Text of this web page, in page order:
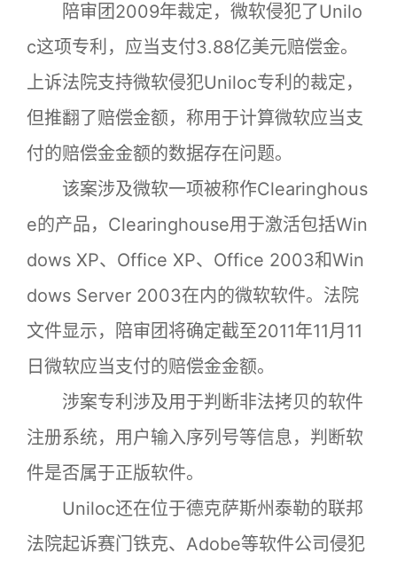
陪审团2009年裁定，微软侵犯了Unilo
c这项专利，应当支付3.88亿美元赔偿金。
上诉法院支持微软侵犯Uniloc专利的裁定，
但推翻了赔偿金额，称用于计算微软应当支
付的赔偿金金额的数据存在问题。
该案涉及微软一项被称作Clearinghous
e的产品，Clearinghouse用于激活包括Win
dows XP、Office XP、Office 2003和Win
dows Server 2003在内的微软软件。法院
文件显示，陪审团将确定截至2011年11月11
日微软应当支付的赔偿金金额。
涉案专利涉及用于判断非法拷贝的软件
注册系统，用户输入序列号等信息，判断软
件是否属于正版软件。
Uniloc还在位于德克萨斯州泰勒的联邦
法院起诉赛门铁克、Adobe等软件公司侵犯